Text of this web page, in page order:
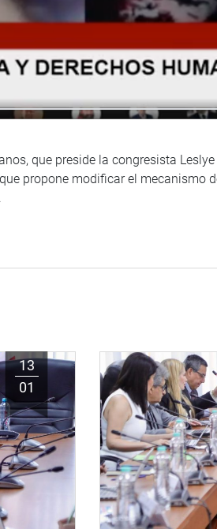
que preside la congresista
propone modificar el mecanismo
13
01